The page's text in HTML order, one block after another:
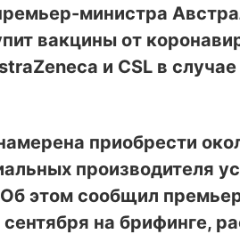
министра
вакцины от
и CSL в
приобрести
производителя
этом сообщил
сентября на брифинге,